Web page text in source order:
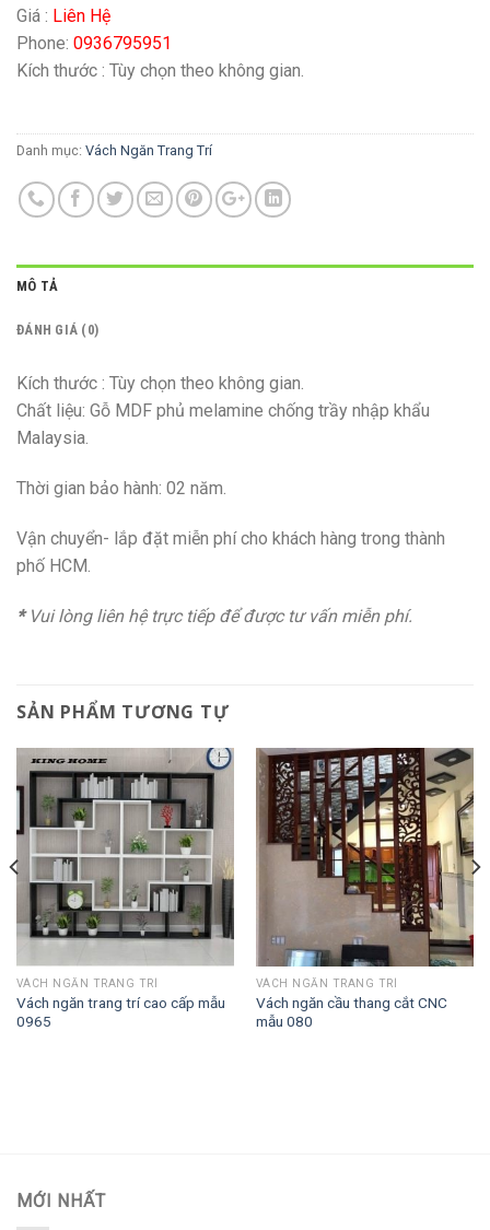
Giá : Liên Hệ
Phone: 0936795951
Kích thước : Tùy chọn theo không gian.
Danh mục: Vách Ngăn Trang Trí
MÔ TẢ
ĐÁNH GIÁ (0)
Kích thước : Tùy chọn theo không gian.
Chất liệu: Gỗ MDF phủ melamine chống trầy nhập khẩu
Malaysia.
Thời gian bảo hành: 02 năm.
Vận chuyển- lắp đặt miễn phí cho khách hàng trong thành
phố HCM.
* Vui lòng liên hệ trực tiếp để được tư vấn miễn phí.
SẢN PHẨM TƯƠNG TỰ
VÁCH NGĂN TRANG TRÍ
Vách ngăn trang trí cao cấp mẫu
0965
VÁCH NGĂN TRANG TRÍ
Vách ngăn cầu thang cắt CNC
mẫu 080
MỚI NHẤT